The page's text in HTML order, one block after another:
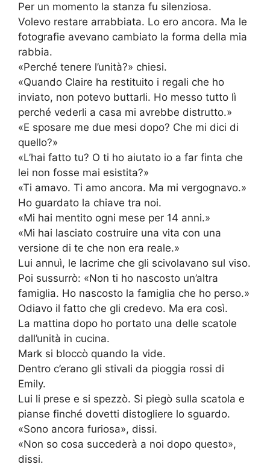
Per un momento la stanza fu silenziosa.
Volevo restare arrabbiata. Lo ero ancora. Ma le
fotografie avevano cambiato la forma della mia
rabbia.
«Perché tenere l’unità?» chiesi.
«Quando Claire ha restituito i regali che ho
inviato, non potevo buttarli. Ho messo tutto lì
perché vederli a casa mi avrebbe distrutto.»
«E sposare me due mesi dopo? Che mi dici di
quello?»
«L’hai fatto tu? O ti ho aiutato io a far finta che
lei non fosse mai esistita?»
«Ti amavo. Ti amo ancora. Ma mi vergognavo.»
Ho guardato la chiave tra noi.
«Mi hai mentito ogni mese per 14 anni.»
«Mi hai lasciato costruire una vita con una
versione di te che non era reale.»
Lui annuì, le lacrime che gli scivolavano sul viso.
Poi sussurrò: «Non ti ho nascosto un’altra
famiglia. Ho nascosto la famiglia che ho perso.»
Odiavo il fatto che gli credevo. Ma era così.
La mattina dopo ho portato una delle scatole
dall’unità in cucina.
Mark si bloccò quando la vide.
Dentro c’erano gli stivali da pioggia rossi di
Emily.
Lui li prese e si spezzò. Si piegò sulla scatola e
pianse finché dovetti distogliere lo sguardo.
«Sono ancora furiosa», dissi.
«Non so cosa succederà a noi dopo questo»,
dissi.